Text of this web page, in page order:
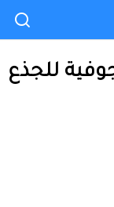
للجذع